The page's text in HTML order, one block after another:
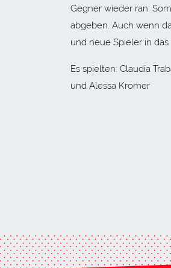
Gegner wieder ran.
abgeben. Auch wenn
und neue Spieler in
Es spielten: Claudia
und Alessa Kromer